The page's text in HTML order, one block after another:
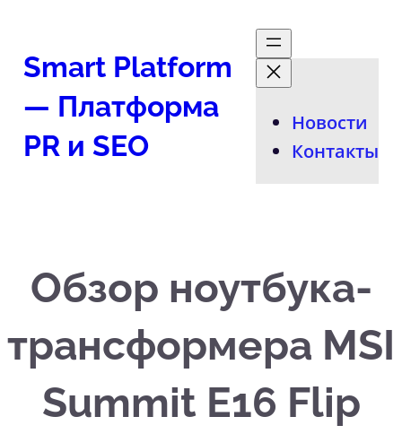
содержимому
Smart Platform
— Платформа
PR и SEO
Новости
Контакты
Обзор ноутбука-
трансформера MSI
Summit E16 Flip